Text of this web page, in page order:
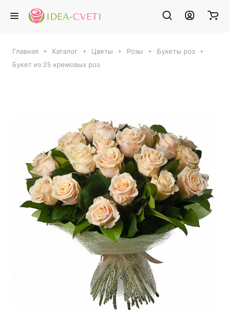
Главная Каталог Цветы Розы
Букеты роз
Букет из 25 кремовых роз